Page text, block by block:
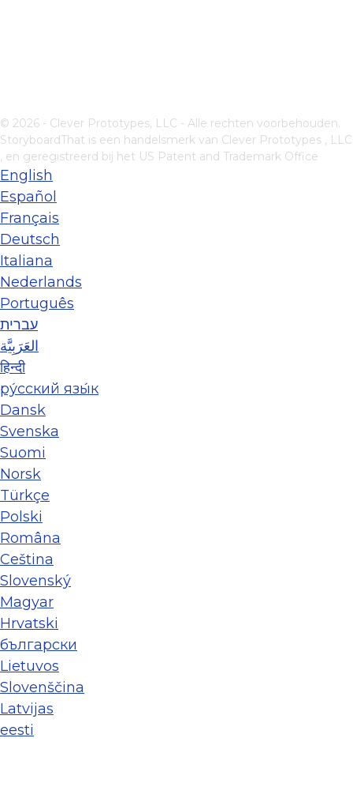
© 2026 - Clever Prototypes, LLC - Alle rechten voorbehouden.
StoryboardThat is een handelsmerk van Clever Prototypes , LLC
, en geregistreerd bij het US Patent and Trademark Office
English
Español
Français
Deutsch
Italiana
Nederlands
Português
עברית
العَرَبِيَّة
हिन्दी
ру́сский язы́к
Dansk
Svenska
Suomi
Norsk
Türkçe
Polski
Româna
Ceština
Slovenský
Magyar
Hrvatski
български
Lietuvos
Slovenščina
Latvijas
eesti